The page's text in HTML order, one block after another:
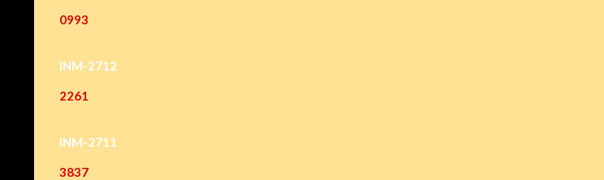
0993
INM-2712
2261
INM-2711
3837